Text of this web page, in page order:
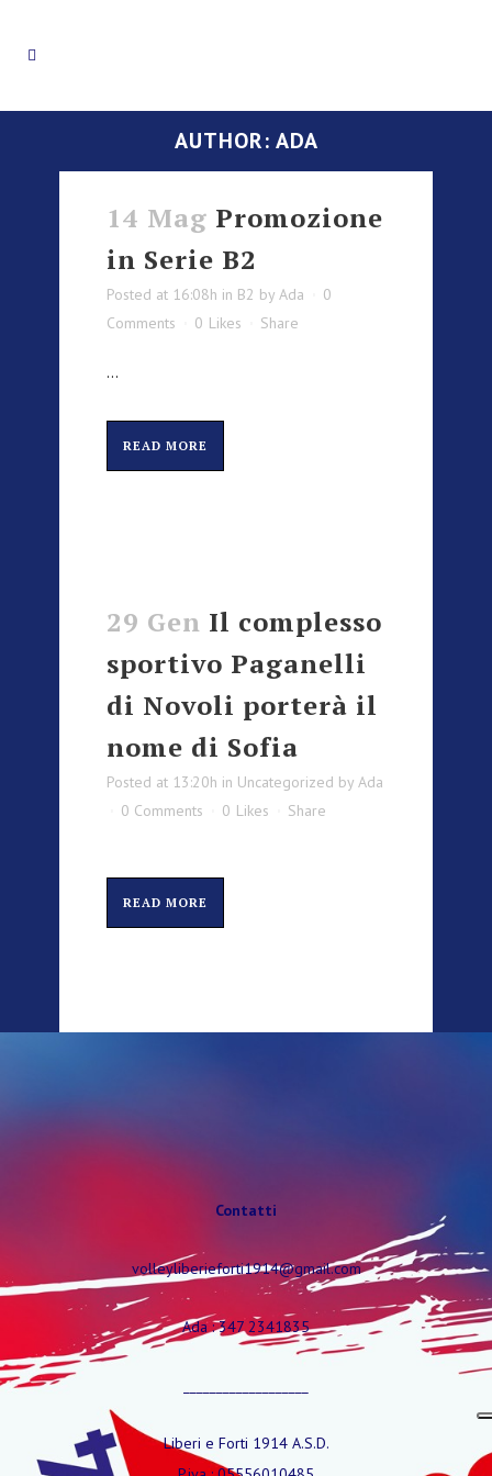
AUTHOR: ADA
14 Mag Promozione
in Serie B2
Posted at 16:08h in B2 by Ada
0
Comments
0 Likes Share
...
READ MORE
29 Gen Il complesso
sportivo Paganelli
di Novoli porterà il
nome di Sofia
Posted at 13:20h in Uncategorized by Ada
0 Comments
0 Likes Share
READ MORE
Contatti
volleyliberieforti1914@gmail.com
Ada : 347 2341835
Liberi e Forti 1914 A.S.D.